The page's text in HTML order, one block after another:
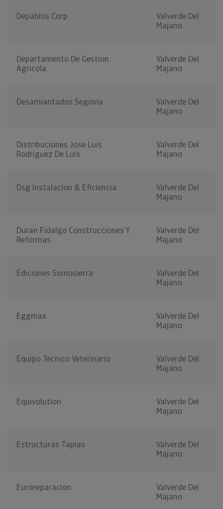
Depablos Corp
Valverde Del
Majano
Departamento De Gestion
Agricola
Valverde Del
Majano
Desamiantados Segovia
Valverde Del
Majano
Distribuciones Jose Luis
Rodriguez De Luis
Valverde Del
Majano
Dsg Instalacion & Eficiencia
Valverde Del
Majano
Duran Fidalgo Construcciones Y
Reformas
Valverde Del
Majano
Ediciones Somosierra
Valverde Del
Majano
Eggmax
Valverde Del
Majano
Equipo Tecnico Veterinario
Valverde Del
Majano
Equivolution
Valverde Del
Majano
Estructuras Tapias
Valverde Del
Majano
Euroreparacion
Valverde Del
Majano